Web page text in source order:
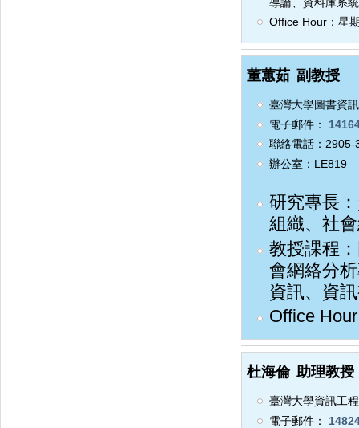
Office Hour：星
董蕙茹 副教授
臺灣大學圖書資
電子郵件：
聯絡電話：2905-
辦公室：LE819
研究專長
組織、社
教授課程
會網絡分
資訊、資
Office
杜海倫 助理教授
臺灣大學資訊工
電子郵件：